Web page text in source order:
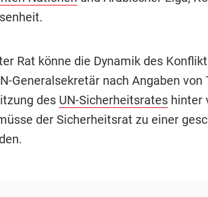
Rat könne die Dynamik des
Generalsekretär nach Angaben
des UN-Sicherheitsrateshinter
der Sicherheitsrat zu einer